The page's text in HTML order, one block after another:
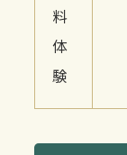
料
体
験